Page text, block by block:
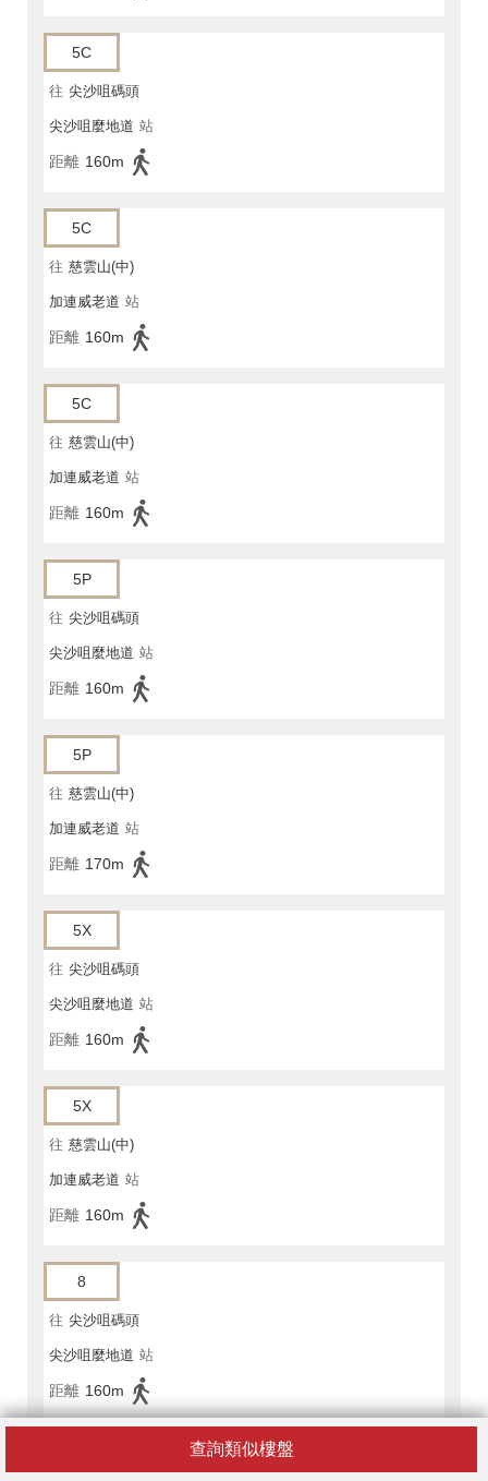
查詢類似樓盤
5C
往 尖沙咀碼頭
尖沙咀麼地道 站
距離 160m
5C
往 慈雲山(中)
加連威老道 站
距離 160m
5C
往 慈雲山(中)
加連威老道 站
距離 160m
5P
往 尖沙咀碼頭
尖沙咀麼地道 站
距離 160m
5P
往 慈雲山(中)
加連威老道 站
距離 170m
5X
往 尖沙咀碼頭
尖沙咀麼地道 站
距離 160m
5X
往 慈雲山(中)
加連威老道 站
距離 160m
8
往 尖沙咀碼頭
尖沙咀麼地道 站
距離 160m